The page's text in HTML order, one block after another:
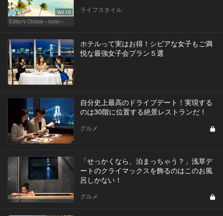
Vol.10
Editor's Choice～hotel～
ライフスタイル
ホテルって実はお得！シビアな女子もご満
悦な最強女子会プラン５選
自分史上最高のドライブデート！実現する
のは30階に位置する絶景レストランだ！
グルメ
「せっかくなら、泊まっちゃう？」浅草デ
ートのクライマックスを飾るのはこのお風
呂しかない！
グルメ